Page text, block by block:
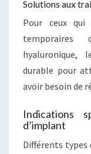
Solutions aux
Pour ceux
temporaires
hyaluronique,
durable pour
avoir besoin de
Indications
d’implant
Différents types